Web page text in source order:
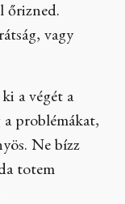
őrizned.
vagy
a végét a
problémákat,
Ne bízz
totem